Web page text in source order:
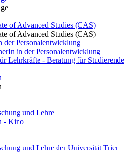
of Advanced Studies (CAS)
of Advanced Studies (CAS)
der Personalentwicklung
in der Personalentwicklung
Lehrkräfte - Beratung für Studierende
und Lehre
- Kino
und Lehre der Universität Trier